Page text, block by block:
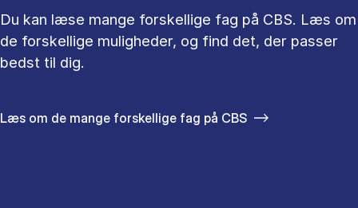
Du kan læse mange forskellige fag på CBS. Læs om
de forskellige muligheder, og find det, der passer
bedst til dig.
Læs om de mange forskellige fag på CBS